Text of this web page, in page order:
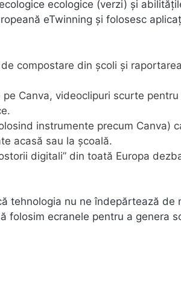
ecologice (verzi) și
eTwinning și folosesc
compostare din școli și
Canva, videoclipuri scurte pentru
instrumente precum Canva)
acasă sau la școală.
digitali” din toată Europa
tehnologia nu ne îndepărtează de
folosim ecranele pentru a genera